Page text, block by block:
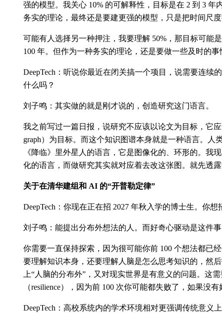
强的模型。我关心 10% 的可解释性，目标是在 2 到 3 年
务实的理论，最终还是要建更强的模型，只是把时间尺
可能有人选择另一种押注，我要理解 50%，那目标可能
100 年。但作为一种务实的理论，还是要做一些及时的事
DeepTech：听说你最近在闭关搞一个项目，说需要连续
什么吗？
刘子鸣：其实做的就是刚才说的，创造研究这门语言。
我之前写过一篇日报，说研究不应该以论文为目标，它
graph）为目标。而这个知识图谱本身就是一种语言。人
《降临》里外星人的语言，它是图像化的、环形的。我
化的语言，而做研究其实就对应着去改这张图。就先透
关于在清华建组和 AI 的“开普勒定律”
DeepTech：你现在正在招 2027 年秋入学的博士生。你想
刘子鸣：能提出分布外想法的人。而好奇心驱动是这件
你需要一直保持探索，因为很可能你前 100 个想法都已
要理解知识本身，还要理解人脑是怎么思考知识的，然
上“人脑的分布外”，又对现实世界是有意义的问题。这
（resilience），因为前 100 次你可能都失败了，如果没
DeepTech：高校系统内的学术环境相对更强调传统意义